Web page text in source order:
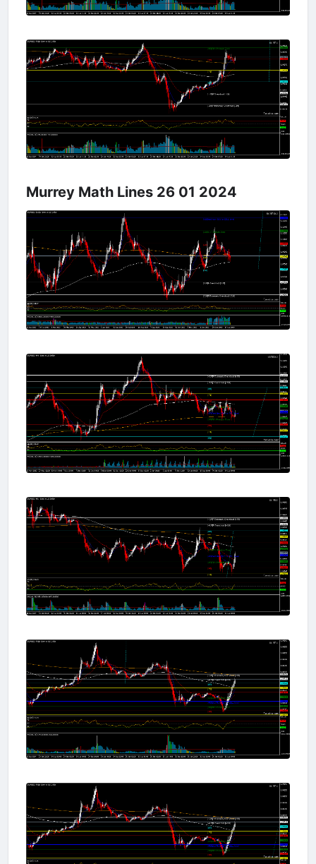
Murrey Math Lines 26 01 2024